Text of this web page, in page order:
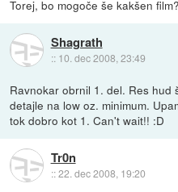
Torej, bo mogoče še kakšen film?
Shagrath
:: 10. dec 2008, 23:49
Ravnokar obrnil 1. del. Res hud
detajle na low oz. minimum.
tok dobro kot 1. Can't wait!! :D
Tr0n
::22. dec 2008, 19:20